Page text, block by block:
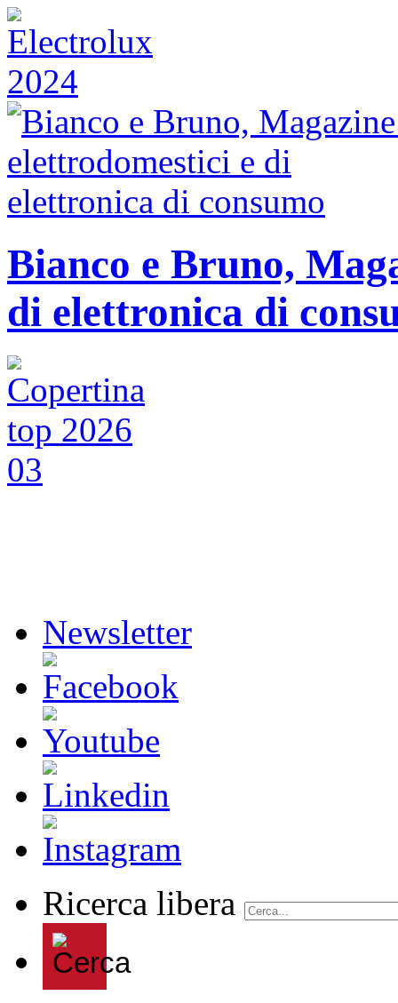
Bianco e Bruno,
di elettronica di
Newsletter
Ricerca libera